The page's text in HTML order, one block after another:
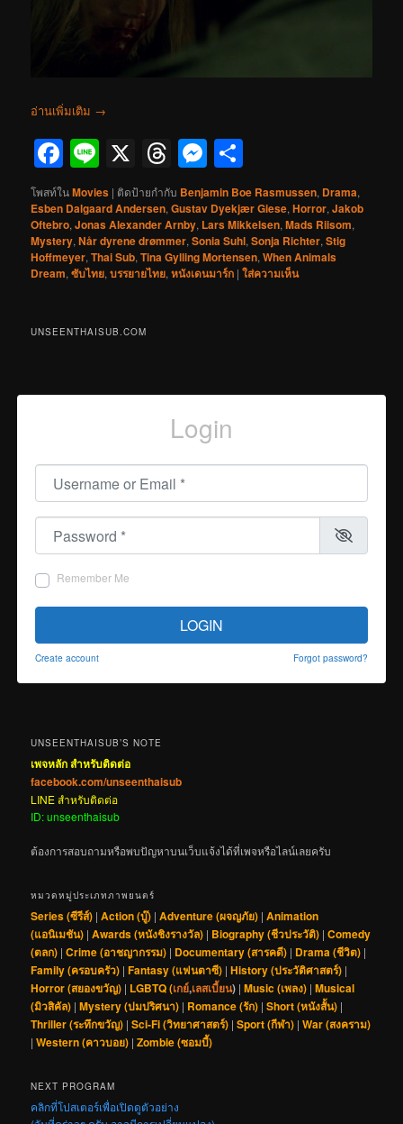
อ่านเพิ่มเติม →
Facebook
Line
X Threads
Messenger
โพสท์ในMovies | ติดป้ายกำกับ Benjamin Boe Rasmussen, Drama,
Esben Dalgaard Andersen,Gustav Dyekjær Giese,Horror,Jakob
Oftebro,Jonas Alexander Arnby, Lars Mikkelsen,Mads Riisom,
Mystery,Når dyrene drømmer,Sonia Suhl,Sonja Richter,Stig
Hoffmeyer,Thai Sub,Tina Gylling Mortensen,When Animals
Dream,ซับไทย,บรรยายไทย,หนังเดนมาร์ก |ใส่ความเห็น
UNSEENTHAISUB.COM
Login
Username or Email
Password
Remember Me
LOGIN
Create account Forgot password?
UNSEENTHAISUB’S NOTE
เพจหลัก สำหรับติดต่อ
facebook.com/unseenthaisub
LINE สำหรับติดต่อ
ID: unseenthaisub
ต้องการสอบถามหรือพบปัญหาบนเว็บแจ้งได้ที่เพจหรือไลน์เลยครับ
หมวดหมู่ประเภทภาพยนตร์
Series (ซีรีส์) |Action (บู๊) |Adventure (ผจญภัย) |Animation
(แอนิเมชัน) |Awards (หนังชิงรางวัล) | Biography (ชีวประวัติ) |Comedy
(ตลก) |Crime (อาชญากรรม) | Documentary (สารคดี) | Drama (ชีวิต) |
Family (ครอบครัว) |Fantasy (แฟนตาซี) |History (ประวัติศาสตร์) |
Horror (สยองขวัญ) | LGBTQ (เกย์,เลสเบี้ยน) |Music (เพลง) |Musical
(มิวสิคัล) |Mystery (ปมปริศนา) | Romance (รัก) |Short (หนังสั้น) |
Thriller (ระทึกขวัญ) |Sci-Fi (วิทยาศาสตร์) |Sport (กีฬา) |War (สงคราม)
|Western (คาวบอย) |Zombie (ซอมบี้)
NEXT PROGRAM
คลิกที่โปสเตอร์เพื่อเปิดดูตัวอย่าง